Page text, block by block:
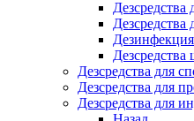
Дезсредства
Дезсредства
Дезсредства для
Дезсредства для
Дезсредства для